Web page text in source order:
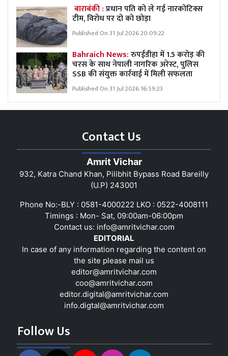
बाराबंकी :प्रधान पति को ले गई नारकोटिक्स
टीम, विरोध पर दो को छोड़ा
Published On 31 Jul 2026 20:09:22
Bahraich News:रुपईडीहा में 1.5 करोड़ की
चरस के साथ नेपाली नागरिक अरेस्ट, पुलिस
SSB की संयुक्त कार्रवाई में मिली सफलता
Published On 31 Jul 2026 16:59:23
Contact Us
Amrit Vichar
932, Katra Chand Khan, Pilibhit Bypass Road Bareilly
(U.P) 243001
Phone No:-BLY : 0581-4000222 LKO : 0522-4008111
Timings : Mon- Sat, 09:00am-06:00pm
Contact us: info@amritvichar.com
EDITORIAL
In case of any information regarding the content on
the site please mail us
editor@amritvichar.com
coo@amritvichar.com
editor.digital@amritvichar.com
info.digtal@amritvichar.com
Follow Us